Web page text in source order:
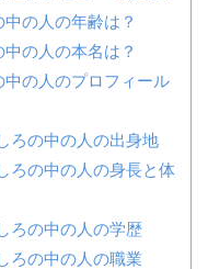
の人の年齢は？
の人の本名は？
の人のプロフィール
ろの中の人の出身地
ろの中の人の身長と体
ろの中の人の学歴
ろの中の人の職業